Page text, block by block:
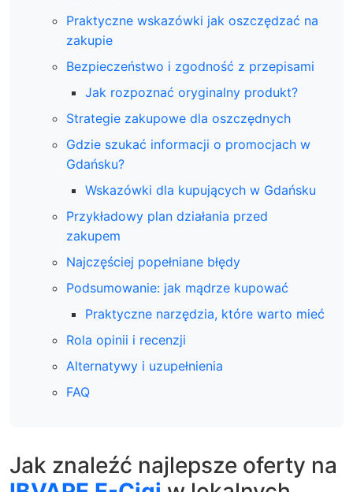
Praktyczne wskazówki jak oszczędzać na
zakupie
Bezpieczeństwo i zgodność z przepisami
Jak rozpoznać oryginalny produkt?
Strategie zakupowe dla oszczędnych
Gdzie szukać informacji o promocjach w
Gdańsku?
Wskazówki dla kupujących w Gdańsku
Przykładowy plan działania przed
zakupem
Najczęściej popełniane błędy
Podsumowanie: jak mądrze kupować
Praktyczne narzędzia, które warto mieć
Rola opinii i recenzji
Alternatywy i uzupełnienia
FAQ
Jak znaleźć najlepsze oferty na